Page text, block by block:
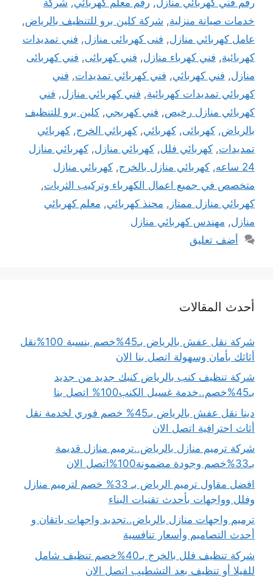
خدمات صيانة منزلية, شركة كلين برو للتنظيف بالرياض,
عامل كهربائي منازل, فنى كهربائى منازل, فني تمديدات
كهربائية, فني كهرباء منازل, فني كهربائى, فني كهربائى
منازل, فني كهربائي, فني كهربائي تمديدات, فني
كهربائي تمديدات كهربائية, فني كهربائي منازل, فني
كهربائي منازل رخيص, فني كهربجي, كلين برو للتنظيف
بالرياض, كهربائى, كهربائي, كهربائي الخرج, كهربائي
تمديدات, كهربائي فلل, كهربائي منازل, كهربائي منازل
24 ساعه
, كهربائي منازل بالخرج, كهربائي منازل
متخصص في جميع اعمال الكهرباء وتركيب الثريات,
كهربائي منازل ممتاز , محنذ كهربائي, معلم كهربائي
منازل, مهندس كهربائي منازل
أضف تعليق
أحدث المقالات
شركة نقل عفش بالرياض بـ45%خصم بنسبة 100%نقل
أثاثك بأمان وسهولة اتصل بنا الان
شركة تنظيف كنب بالرياض كنبك جديد من جديد
بـ45%خصم..خدمة غسيل الكنب100% اتصل بنا
دينا نقل عفش بالرياض بـ45% خصم فوري لخدمة نقل
أثاث احترافية اتصل الان
شركة ترميم منازل بالرياض..ترميم منازل قديمة
بـ33%خصم وجودة مضمونة100%اتصل الان
افضل مقاول ترميم الرياض بـ 33% خصم لترميم منازل
وفلل وواجهات بأحدث تقنيات البناء
ترميم واجهات منازل بالرياض..تجديد واجهات باتقان و
أحدث التصاميم وأسعار تنافسية
شركة تنظيف فلل بالخرج بـ40%خصم تنظيف شامل
للفيلا أو تنظيف بعد التشطيب اتصل الان